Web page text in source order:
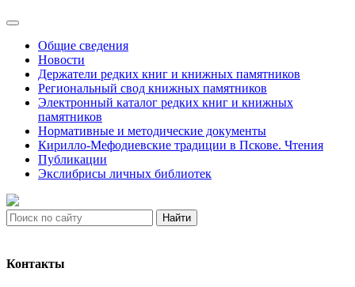
Общие сведения
Новости
Держатели редких книг и книжных памятников
Региональный свод книжных памятников
Электронный каталог редких книг и книжных
памятников
Нормативные и методические документы
Кирилло-Мефодиевские традиции в Пскове. Чтения
Публикации
Экслибрисы личных библиотек
Найти
Контакты